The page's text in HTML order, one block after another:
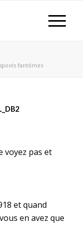
fantômes
voyez pas et
et quand
en avez que